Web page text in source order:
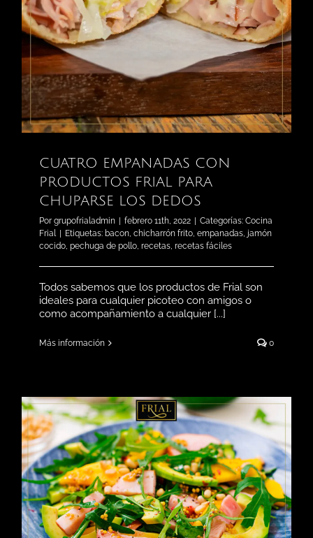
CUATRO EMPANADAS CON
PRODUCTOS FRIAL PARA
CHUPARSE LOS DEDOS
Por grupofrialadmin febrero 11th, 2022 Categorías: Cocina
Frial
Etiquetas: bacon, chicharrón frito, empanadas, jamón
cocido, pechuga de pollo, recetas, recetas fáciles
Todos sabemos que los productos de Frial son
ideales para cualquier picoteo con amigos o
como acompañamiento a cualquier [...]
Más información 0